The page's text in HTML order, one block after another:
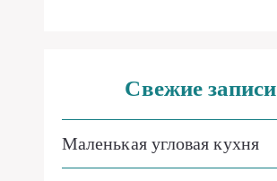
Свежие записи
Маленькая угловая кухня